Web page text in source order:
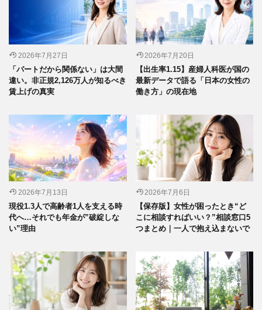
2026年7月27日
「パートだから関係ない」は大間
違い。非正規2,126万人が知るべき
賃上げの真実
2026年7月20日
【出生率1.15】産婦人科医が国の
最新データで語る「日本の女性の
働き方」の現在地
2026年7月13日
現役1.3人で高齢者1人を支える時
代へ…それでも年金が”破綻しな
い”理由
2026年7月6日
【保存版】女性が困ったとき“ど
こに相談すればいい？”相談窓口5
つまとめ｜一人で抱え込まないで